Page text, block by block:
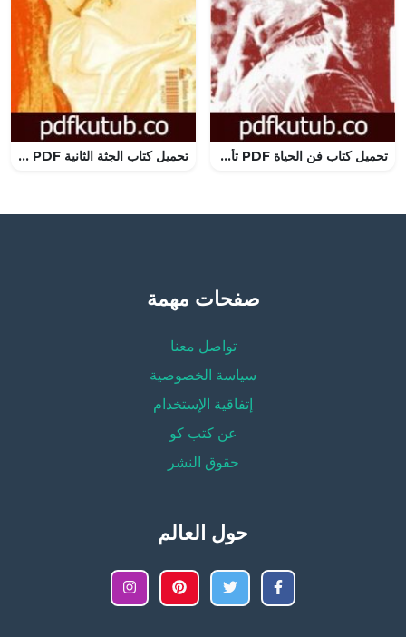
تحميل كتاب فن الحياة PDF تأليف أندريه موروا مجانا [كامل] تحميل كتاب الجثة الثانية PDF تأليف أغاثا كريستي مجانا [كامل]
صفحات مهمة
تواصل معنا
سياسة الخصوصية
إتفاقية الإستخدام
عن كتب كو
حقوق النشر
حول العالم